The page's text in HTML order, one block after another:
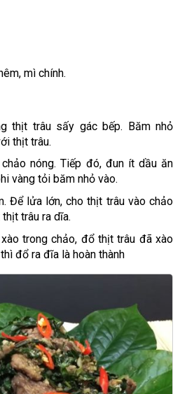
mì chính.
thịt trâu sấy gác bếp. Băm nhỏ
thịt trâu.
nóng. Tiếp đó, đun ít dầu ăn
vàng tỏi băm nhỏ vào.
Để lửa lớn, cho thịt trâu vào chảo
trâu ra dĩa.
trong chảo, đổ thịt trâu đã xào
đổ ra đĩa là hoàn thành